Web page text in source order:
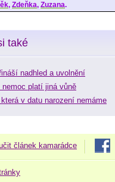
, Zdeňka, Zuzana.
také
nadhled a uvolnění
nemoc platí jiná vůně
v datu narození nemáme
článek kamarádce